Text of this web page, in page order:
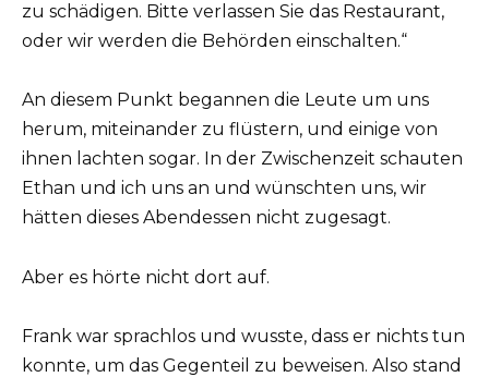
zu schädigen. Bitte verlassen Sie das Restaurant,
oder wir werden die Behörden einschalten.“
An diesem Punkt begannen die Leute um uns
herum, miteinander zu flüstern, und einige von
ihnen lachten sogar. In der Zwischenzeit schauten
Ethan und ich uns an und wünschten uns, wir
hätten dieses Abendessen nicht zugesagt.
Aber es hörte nicht dort auf.
Frank war sprachlos und wusste, dass er nichts tun
konnte, um das Gegenteil zu beweisen. Also stand